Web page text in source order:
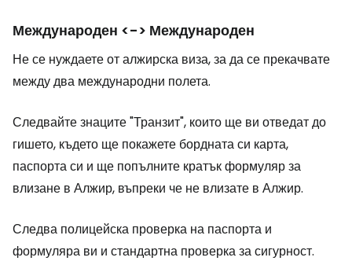
Международен <-> Международен
Не се нуждаете от алжирска виза, за да се прекачвате
между два международни полета.
Следвайте знаците "Транзит", които ще ви отведат до
гишето, където ще покажете бордната си карта,
паспорта си и ще попълните кратък формуляр за
влизане в Алжир, въпреки че не влизате в Алжир.
Следва полицейска проверка на паспорта и
формуляра ви и стандартна проверка за сигурност.